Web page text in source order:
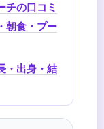
チの口コミ
朝食・プー
・出身・結